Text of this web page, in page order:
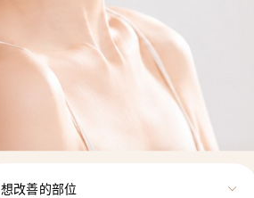
想改善的部位